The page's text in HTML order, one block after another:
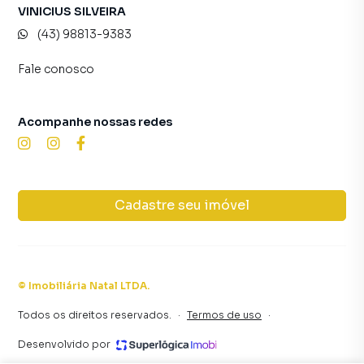
VINICIUS SILVEIRA
(43) 98813-9383
Fale conosco
Cadastre seu imóvel
Acompanhe nossas redes
© Imobiliária Natal LTDA.
Todos os direitos reservados. · Termos de uso ·
Desenvolvido por